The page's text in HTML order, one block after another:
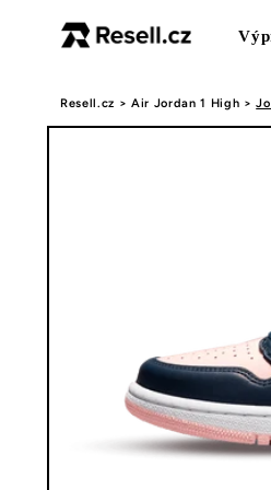
obsahu
Resell.cz > Air Jordan 1 High >
Přejít na